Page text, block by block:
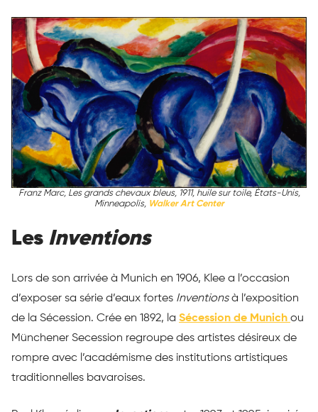
Franz Marc, Les grands chevaux bleus, 1911, huile sur toile, États-Unis,
Minneapolis, Walker Art Center
Les Inventions
Lors de son arrivée à Munich en 1906, Klee a l’occasion
d’exposer sa série d’eaux fortes Inventionsà l’exposition
de la Sécession. Crée en 1892, la Sécession de Munich ou
Münchener Secession regroupe des artistes désireux de
rompre avec l’académisme des institutions artistiques
traditionnelles bavaroises.